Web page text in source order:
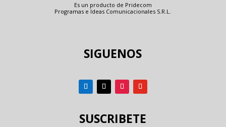
Es un producto de Pridecom
Programas e Ideas Comunicacionales S.R.L.
SIGUENOS
SUSCRIBETE